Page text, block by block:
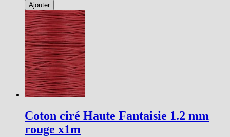
Ajouter
Coton ciré Haute Fantaisie 1.2 mm
rouge x1m